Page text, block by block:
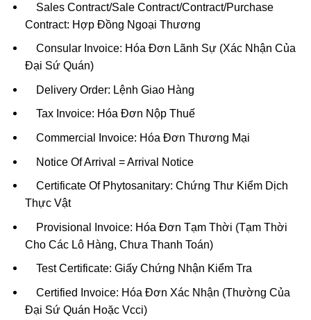
Sales Contract/Sale Contract/Contract/Purchase
Contract: Hợp Đồng Ngoại Thương
Consular Invoice: Hóa Đơn Lãnh Sự (Xác Nhận Của
Đại Sứ Quán)
Delivery Order: Lệnh Giao Hàng
Tax Invoice: Hóa Đơn Nộp Thuế
Commercial Invoice: Hóa Đơn Thương Mại
Notice Of Arrival = Arrival Notice
Certificate Of Phytosanitary: Chứng Thư Kiểm Dịch
Thực Vật
Provisional Invoice: Hóa Đơn Tạm Thời (Tạm Thời
Cho Các Lô Hàng, Chưa Thanh Toán)
Test Certificate: Giấy Chứng Nhận Kiểm Tra
Certified Invoice: Hóa Đơn Xác Nhận (Thường Của
Đại Sứ Quán Hoặc Vcci)